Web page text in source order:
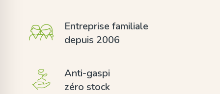
Entreprise familiale
depuis 2006
Anti-gaspi
zéro stock